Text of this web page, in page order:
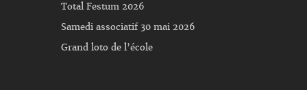
Total Festum 2026
Samedi associatif 30 mai 2026
Grand loto de l’école